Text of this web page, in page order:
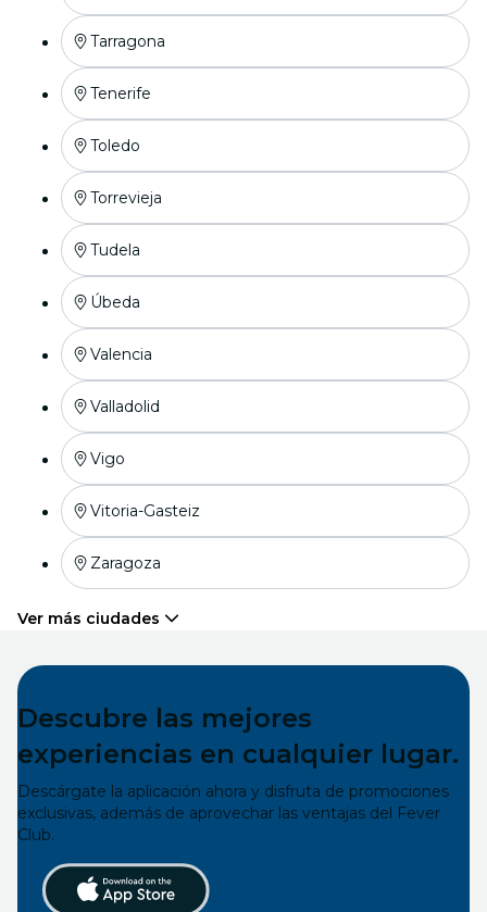
Tarragona
Tenerife
Toledo
Torrevieja
Tudela
Úbeda
Valencia
Valladolid
Vigo
Vitoria-Gasteiz
Zaragoza
Ver más ciudades
Descubre las mejores
experiencias en cualquier lugar.
Descárgate la aplicación ahora y disfruta de promociones
exclusivas, además de aprovechar las ventajas del Fever
Club.